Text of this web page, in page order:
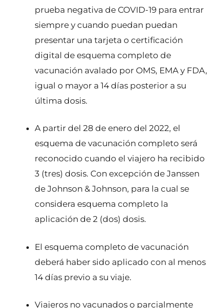
prueba negativa de COVID-19 para entrar
siempre y cuando puedan puedan
presentar una tarjeta o certificación
digital de esquema completo de
vacunación avalado por OMS, EMA y FDA,
igual o mayor a 14 días posterior a su
última dosis.
​A partir del 28 de enero del 2022, el
esquema de vacunación completo será
reconocido cuando el viajero ha recibido
3 (tres) dosis. Con excepción de Janssen
de Johnson & Johnson, para la cual se
considera esquema completo la
aplicación de 2 (dos) dosis.
El esquema completo de vacunación
deberá haber sido aplicado con al menos
14 días previo a su viaje.
Viajeros no vacunados o parcialmente